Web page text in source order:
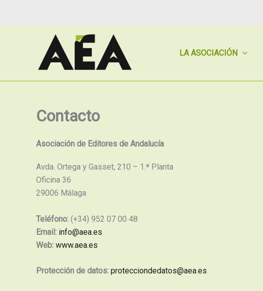
LA ASOCIACIÓN
Contacto
Asociación de Editores de Andalucía
Avda. Ortega y Gasset, 210 – 1.ª Planta
Oficina 36
29006 Málaga
Teléfono: (+34) 952 07 00 48
Email: info@aea.es
Web: www.aea.es
Protección de datos: protecciondedatos@aea.es